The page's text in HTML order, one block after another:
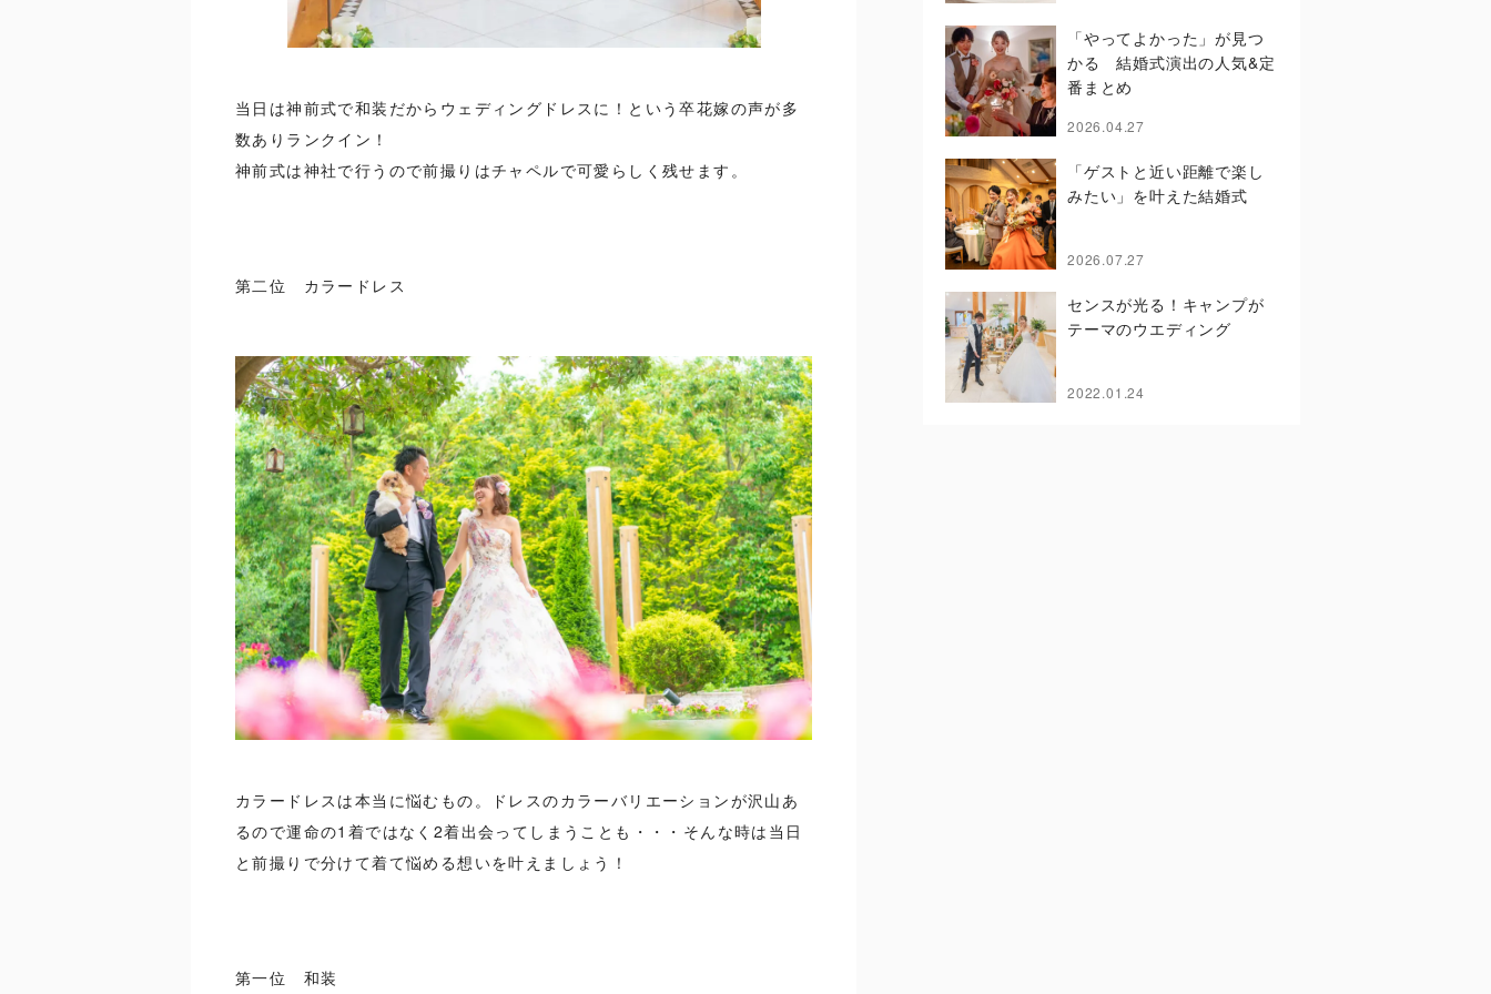
当日は神前式で和装だからウェディングドレスに！という卒花嫁の声が多
数ありランクイン！
神前式は神社で行うので前撮りはチャペルで可愛らしく残せます。
第二位 カラードレス
カラードレスは本当に悩むもの。ドレスのカラーバリエーションが沢山あ
るので運命の1着ではなく2着出会ってしまうことも・・・そんな時は当日
と前撮りで分けて着て悩める想いを叶えましょう！
第一位 和装
「やってよかった」が見つ
かる 結婚式演出の人気&定
番まとめ
2026.04.27
「ゲストと近い距離で楽し
みたい」を叶えた結婚式
2026.07.27
センスが光る！キャンプが
テーマのウエディング
2022.01.24